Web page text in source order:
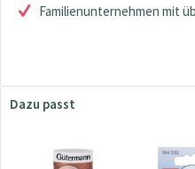
Familienunternehmen mit
Dazu passt